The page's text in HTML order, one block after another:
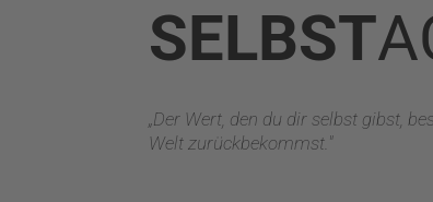
SELBST
„Der Wert, den du dir selbst gibst,
Welt zurückbekommst."